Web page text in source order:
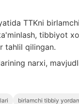
TTKni
tibbiyot
tahlil qilingan.
narxi,
birlamchi tibbiy